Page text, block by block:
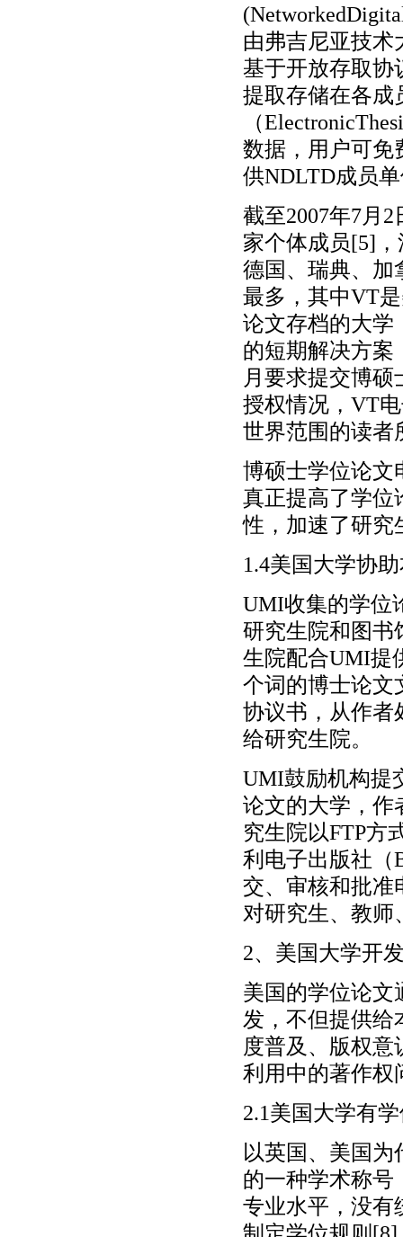
由弗吉尼亚技术
基于开放存取协
提取存储在各成
（
数据，用户可免
供NDLTD成员
截至2007年7月
家个体成员[5]
德国、瑞典、加
最多，其中VT
论文存档的大学
的短期解决方案
月要求提交博
授权情况，VT
世界范围的读者
博硕士学位论文
真正提高了学位
性，加速了研究
1.4美国大学协
UMI收集的学位
研究生院和图书
生院配合UMI提
个词的博士论文
协议书，从作者
给研究生院。
UMI鼓励机构提
论文的大学，作
究生院以FTP方
利电子出版社（
交、审核和批准
对研究生、教师
2、美国大学开
美国的学位论文
发，不但提供给
度普及、版权
利用中的著作权
2.1美国大学有
以英国、美国
的一种学术称号
专业水平，没有